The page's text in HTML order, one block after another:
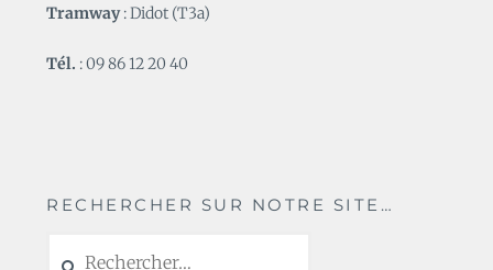
Tramway: Didot (T3a)
Tél. : 09 86 12 20 40
RECHERCHER SUR NOTRE SITE…